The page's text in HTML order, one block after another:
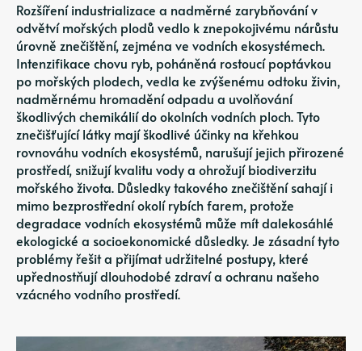
Rozšíření industrializace a nadměrné zarybňování v
odvětví mořských plodů vedlo k znepokojivému nárůstu
úrovně znečištění, zejména ve vodních ekosystémech.
Intenzifikace chovu ryb, poháněná rostoucí poptávkou
po mořských plodech, vedla ke zvýšenému odtoku živin,
nadměrnému hromadění odpadu a uvolňování
škodlivých chemikálií do okolních vodních ploch. Tyto
znečišťující látky mají škodlivé účinky na křehkou
rovnováhu vodních ekosystémů, narušují jejich přirozené
prostředí, snižují kvalitu vody a ohrožují biodiverzitu
mořského života. Důsledky takového znečištění sahají i
mimo bezprostřední okolí rybích farem, protože
degradace vodních ekosystémů může mít dalekosáhlé
ekologické a socioekonomické důsledky. Je zásadní tyto
problémy řešit a přijímat udržitelné postupy, které
upřednostňují dlouhodobé zdraví a ochranu našeho
vzácného vodního prostředí.